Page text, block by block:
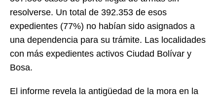
resolverse. Un total de 392.353 de esos
expedientes (77%) no habían sido asignados a
una dependencia para su trámite. Las localidades
con más expedientes activos Ciudad Bolívar y
Bosa.
El informe revela la antigüedad de la mora en la